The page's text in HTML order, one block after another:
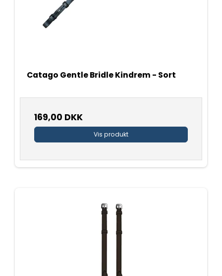
Catago Gentle Bridle Kindrem - Sort
169,00 DKK
Vis produkt